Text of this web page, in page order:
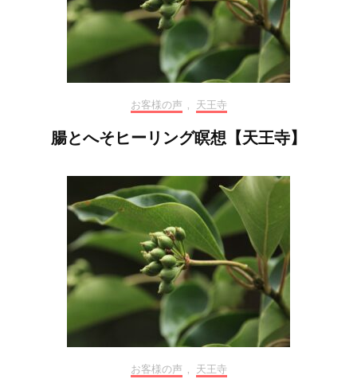
お客様の声 , 天王寺
腸とへそヒーリング瞑想【天王寺】
お客様の声 , 天王寺